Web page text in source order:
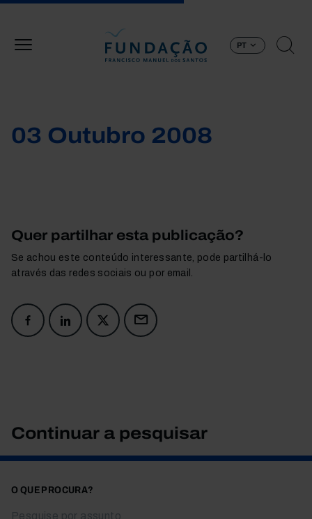
PT
03 Outubro 2008
Quer partilhar esta publicação?
Se achou este conteúdo interessante, pode partilhá-lo
através das redes sociais ou por email.
Continuar a pesquisar
O QUE PROCURA?